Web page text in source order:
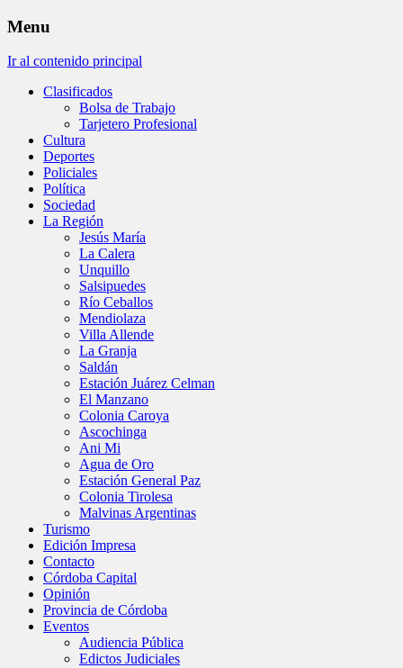
Menu
Ir al contenido principal
Clasificados
Bolsa de Trabajo
Tarjetero Profesional
Cultura
Deportes
Policiales
Política
Sociedad
La Región
Jesús María
La Calera
Unquillo
Salsipuedes
Río Ceballos
Mendiolaza
Villa Allende
La Granja
Saldán
Estación Juárez Celman
El Manzano
Colonia Caroya
Ascochinga
Ani Mi
Agua de Oro
Estación General Paz
Colonia Tirolesa
Malvinas Argentinas
Turismo
Edición Impresa
Contacto
Córdoba Capital
Opinión
Provincia de Córdoba
Eventos
Audiencia Pública
Edictos Judiciales